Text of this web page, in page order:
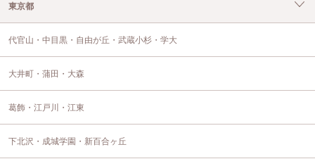
東京都
代官山・中目黒・自由が丘・武蔵小杉・学大
大井町・蒲田・大森
葛飾・江戸川・江東
下北沢・成城学園・新百合ヶ丘